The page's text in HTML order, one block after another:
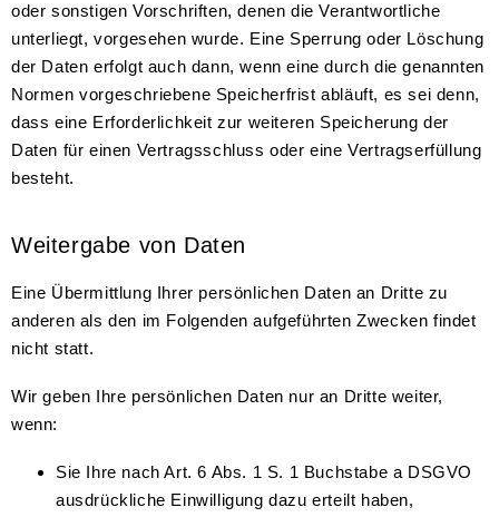
oder sonstigen Vorschriften, denen die Verantwortliche
unterliegt, vorgesehen wurde. Eine Sperrung oder Löschung
der Daten erfolgt auch dann, wenn eine durch die genannten
Normen vorgeschriebene Speicherfrist abläuft, es sei denn,
dass eine Erforderlichkeit zur weiteren Speicherung der
Daten für einen Vertragsschluss oder eine Vertragserfüllung
besteht.
Weitergabe von Daten
Eine Übermittlung Ihrer persönlichen Daten an Dritte zu
anderen als den im Folgenden aufgeführten Zwecken findet
nicht statt.
Wir geben Ihre persönlichen Daten nur an Dritte weiter,
wenn:
Sie Ihre nach Art. 6 Abs. 1 S. 1 Buchstabe a DSGVO
ausdrückliche Einwilligung dazu erteilt haben,